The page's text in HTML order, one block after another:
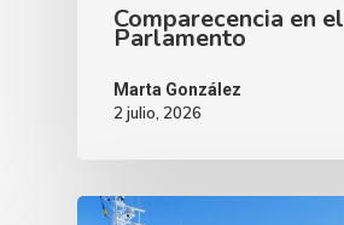
Comparecencia en el
Parlamento
Marta González
2 julio, 2026